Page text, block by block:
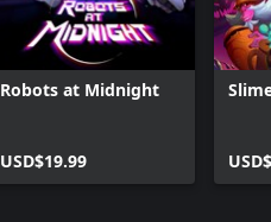
Robots at Midnight
USD$19.99